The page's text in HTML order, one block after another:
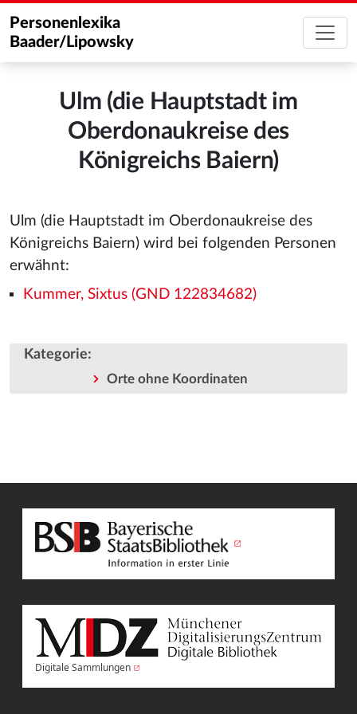
Personenlexika
Baader/Lipowsky
Ulm (die Hauptstadt im
Oberdonaukreise des
Königreichs Baiern)
Ulm (die Hauptstadt im Oberdonaukreise des
Königreichs Baiern) wird bei folgenden Personen
erwähnt:
Kummer, Sixtus (GND 122834682)
Kategorie:
Orte ohne Koordinaten
Digitale Sammlungen